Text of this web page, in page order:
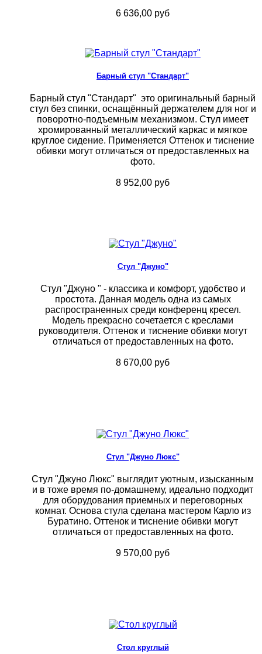
6 636,00 руб
Барный стул "Стандарт"
Барный стул "Стандарт" это оригинальный барный
стул без спинки, оснащённый держателем для ног и
поворотно-подъемным механизмом. Стул имеет
хромированный металлический каркас и мягкое
круглое сидение. Применяется Оттенок и тиснение
обивки могут отличаться от предоставленных на
фото.
8 952,00 руб
Стул "Джуно"
Стул "Джуно " - классика и комфорт, удобство и
простота. Данная модель одна из самых
распространенных среди конференц кресел.
Модель прекрасно сочетается с креслами
руководителя. Оттенок и тиснение обивки могут
отличаться от предоставленных на фото.
8 670,00 руб
Стул "Джуно Люкс"
Стул "Джуно Люкс" выглядит уютным, изысканным
и в тоже время по-домашнему, идеально подходит
для оборудования приемных и переговорных
комнат. Основа стула сделана мастером Карло из
Буратино. Оттенок и тиснение обивки могут
отличаться от предоставленных на фото.
9 570,00 руб
Стол круглый